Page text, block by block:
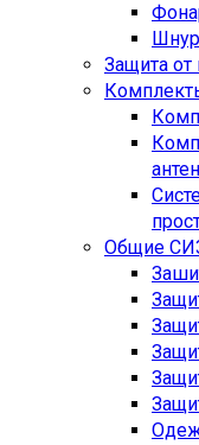
Защита от
Общие